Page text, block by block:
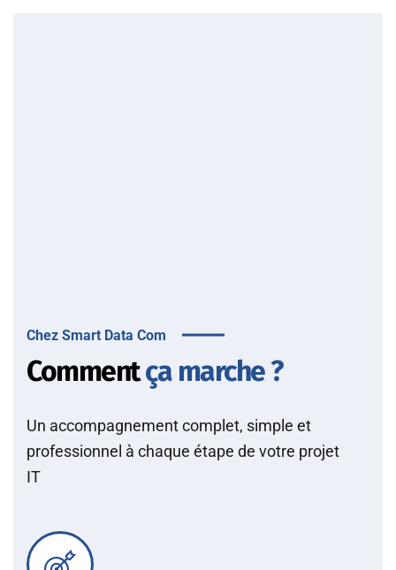
Chez Smart Data Com
Commentça marche ?
Un accompagnement complet, simple et
professionnel à chaque étape de votre projet
IT